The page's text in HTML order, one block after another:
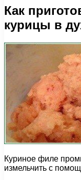
Как
курицы в
Куриное филе
измельчить с